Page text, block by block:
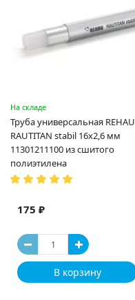
На складе
Труба универсальная REHAU
RAUTITAN stabil 16х2,6 мм
11301211100 из сшитого
полиэтилена
175 ₽
В корзину